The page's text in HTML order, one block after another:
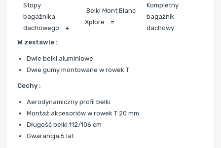
Stopy
bagażnika
dachowego +
Belki Mont Blanc
Xplore =
Kompletny
bagażnik
dachowy
W zestawie :
Dwie belki aluminiowe
Dwie gumy montowane w rowek T
Cechy :
Aerodynamiczny profil belki
Montaż akcesoriów w rowek T 20 mm
Długość belki 112/106 cm
Gwarancja 5 lat